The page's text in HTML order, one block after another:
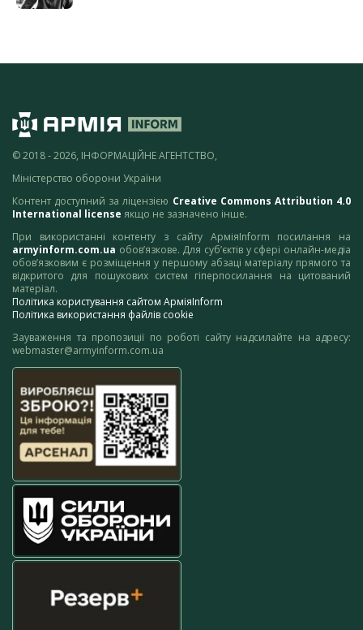
© 2018 - 2026, ІНФОРМАЦІЙНЕ АГЕНТСТВО,
Міністерство оборони України
Контент доступний за ліцензією Creative Commons Attribution 4.0
International license якщо не зазначено інше.
При використанні контенту з сайту АрміяInform посилання на
armyinform.com.ua обов’язкове. Для суб’єктів у сфері онлайн-медіа
обов’язковим є розміщення у першому абзаці матеріалу прямого та
відкритого для пошукових систем гіперпосилання на цитований
матеріал.
Політика користування сайтом АрміяInform
Політика використання файлів cookie
Зауваження та пропозиції по роботі сайту надсилайте на адресу:
webmaster@armyinform.com.ua